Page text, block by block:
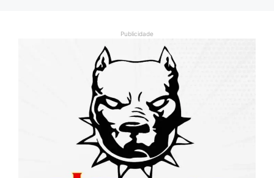
Publicidade